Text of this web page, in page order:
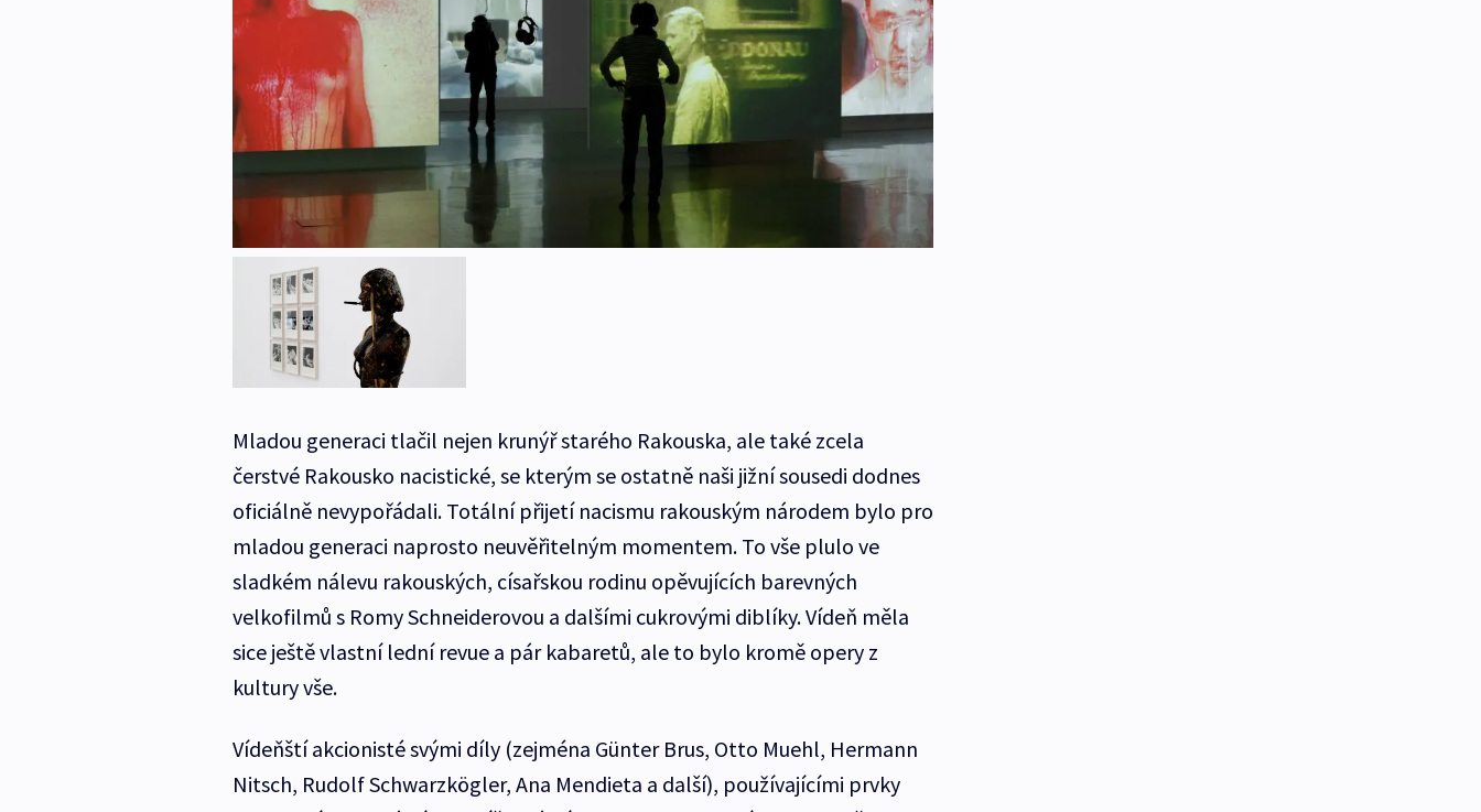
Mladou generaci tlačil nejen krunýř starého Rakouska, ale také zcela
čerstvé Rakousko nacistické, se kterým se ostatně naši jižní sousedi dodnes
oficiálně nevypořádali. Totální přijetí nacismu rakouským národem bylo pro
mladou generaci naprosto neuvěřitelným momentem. To vše plulo ve
sladkém nálevu rakouských, císařskou rodinu opěvujících barevných
velkofilmů s Romy Schneiderovou a dalšími cukrovými diblíky. Vídeň měla
sice ještě vlastní lední revue a pár kabaretů, ale to bylo kromě opery z
kultury vše.
Vídeňští akcionisté svými díly (zejména Günter Brus, Otto Muehl, Hermann
Nitsch, Rudolf Schwarzkögler, Ana Mendieta a další), používajícími prvky